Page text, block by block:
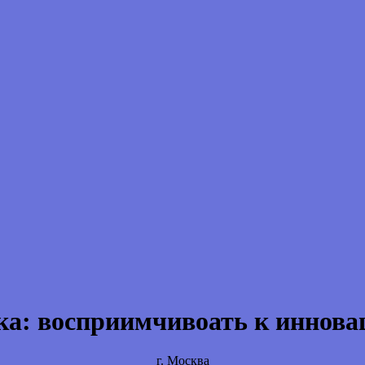
восприимчивоать к
г. Москва